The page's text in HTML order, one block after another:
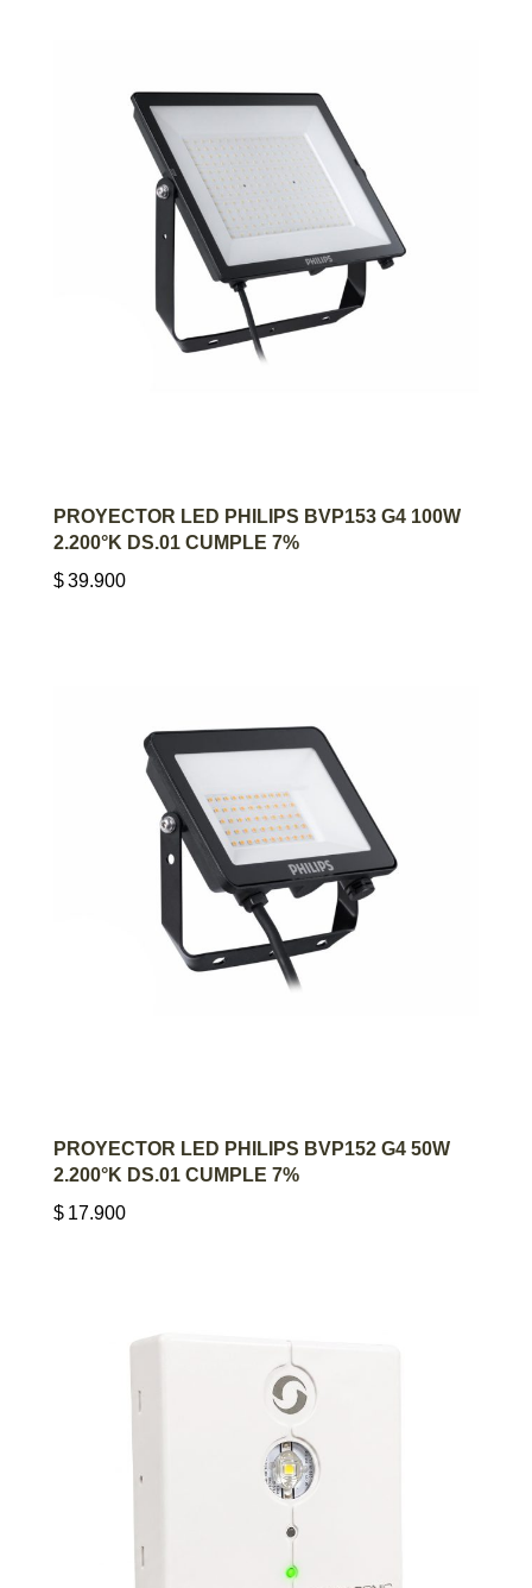
AGREGAR AL CARRITO
PROYECTOR LED PHILIPS BVP153 G4 100W
2.200°K DS.01 CUMPLE 7%
$39.900
AGREGAR AL CARRITO
PROYECTOR LED PHILIPS BVP152 G4 50W
2.200°K DS.01 CUMPLE 7%
$ 17.900